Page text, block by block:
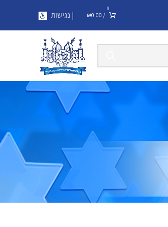
0
/
₪0.00 | נגישות